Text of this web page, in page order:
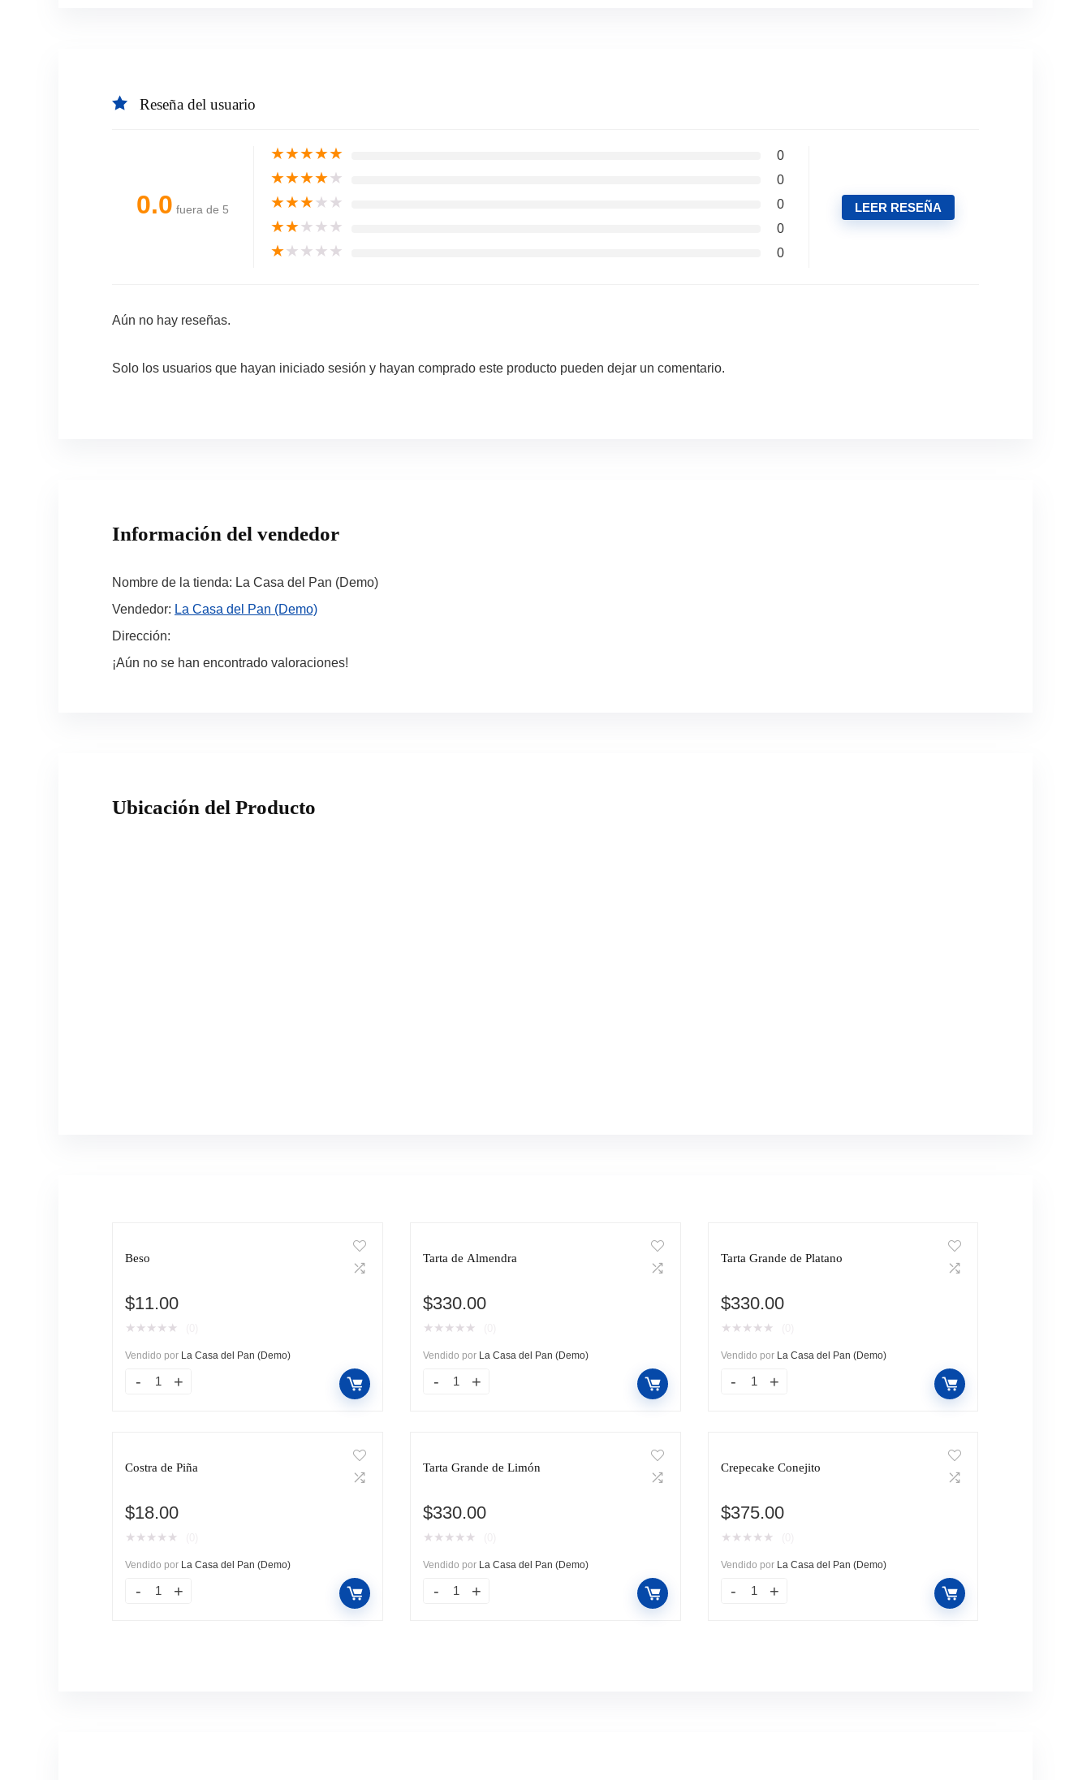
Reseña del usuario
0.0 fuera de 5
★★★★★ 0
★★★★★ 0
★★★★★ 0
★★★★★ 0
★★★★★ 0
LEER RESEÑA
Aún no hay reseñas.
Solo los usuarios que hayan iniciado sesión y hayan comprado este producto pueden dejar un comentario.
Información del vendedor
Nombre de la tienda: La Casa del Pan (Demo)
Vendedor: La Casa del Pan (Demo)
Dirección:
¡Aún no se han encontrado valoraciones!
Ubicación del Producto
Beso
$11.00
★ ★ ★ ★ ★
Vendido por La Casa del Pan (Demo)
Tarta de Almendra
$330.00
★ ★ ★ ★ ★
Vendido por La Casa del Pan (Demo)
Tarta Grande de Platano
$330.00
★ ★ ★ ★ ★
Vendido por La Casa del Pan (Demo)
Costra de Piña
$18.00
★ ★ ★ ★ ★
Vendido por La Casa del Pan (Demo)
Tarta Grande de Limón
$330.00
★ ★ ★ ★ ★
Vendido por La Casa del Pan (Demo)
Crepecake Conejito
$375.00
★ ★ ★ ★ ★
Vendido por La Casa del Pan (Demo)